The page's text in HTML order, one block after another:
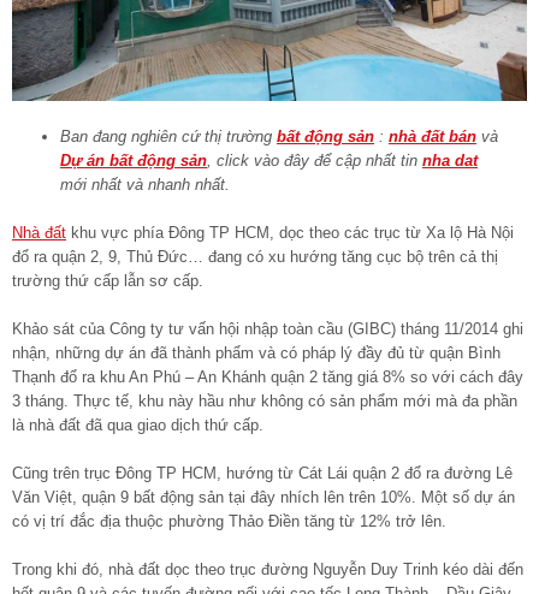
Ban đang nghiên cứ thị trường bất động sản : nhà đất bán và
Dự án bất động sản, click vào đây để cập nhất tin nha dat
mới nhất và nhanh nhất.
Nhà đất khu vực phía Đông TP HCM, dọc theo các trục từ Xa lộ Hà Nội
đổ ra quận 2, 9, Thủ Đức… đang có xu hướng tăng cục bộ trên cả thị
trường thứ cấp lẫn sơ cấp.
Khảo sát của Công ty tư vấn hội nhập toàn cầu (GIBC) tháng 11/2014 ghi
nhận, những dự án đã thành phẩm và có pháp lý đầy đủ từ quận Bình
Thạnh đổ ra khu An Phú – An Khánh quận 2 tăng giá 8% so với cách đây
3 tháng. Thực tế, khu này hầu như không có sản phẩm mới mà đa phần
là nhà đất đã qua giao dịch thứ cấp.
Cũng trên trục Đông TP HCM, hướng từ Cát Lái quận 2 đổ ra đường Lê
Văn Việt, quận 9 bất động sản tại đây nhích lên trên 10%. Một số dự án
có vị trí đắc địa thuộc phường Thảo Điền tăng từ 12% trở lên.
Trong khi đó, nhà đất dọc theo trục đường Nguyễn Duy Trinh kéo dài đến